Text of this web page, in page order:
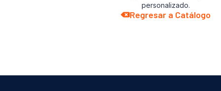
personalizado.
Regresar a Catálogo